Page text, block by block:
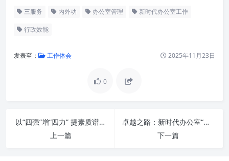
三服务 内外功 办公室管理 新时代办公室工作
行政效能
发表至： 工作体会 2025年11月23日
0
以“四强”增“四力” 提素质谱新篇：新时代高质量发展的核心引擎
上一篇
卓越之路：新时代办公室“苦修内外功”，全方位提升“三服务”水平
下一篇
根基
勤练“外功”：精进办公室工作的